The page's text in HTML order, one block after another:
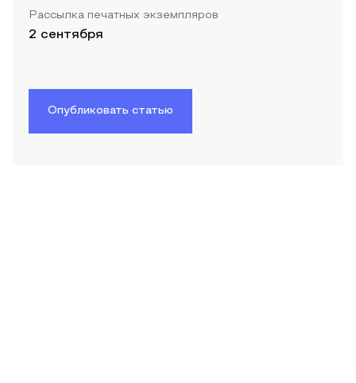
Рассылка печатных экземпляров
2 сентября
Опубликовать статью